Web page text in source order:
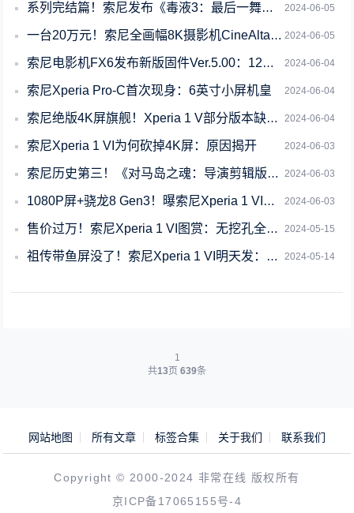
2024-06-05
系列完结篇！索尼发布《毒液3：最后一舞》首个预告片/海报
2024-06-05
一台20万元！索尼全画幅8K摄影机CineAltaB将两波大升级
2024-06-04
索尼电影机FX6发布新版固件Ver.5.00：12大升级
2024-06-04
索尼Xperia Pro-C首次现身：6英寸小屏机皇
2024-06-04
索尼绝版4K屏旗舰！Xperia 1 V部分版本缺货：电商用户评价1000多条
2024-06-03
索尼Xperia 1 VI为何砍掉4K屏：原因揭开
2024-06-03
索尼历史第三！《对马岛之魂：导演剪辑版》PC峰值人数上涨创新纪录
2024-06-03
1080P屏+骁龙8 Gen3！曝索尼Xperia 1 VI没有国行版： 港版售
2024-05-15
售价过万！索尼Xperia 1 VI图赏：无挖孔全面屏 行业罕见
2024-05-14
祖传带鱼屏没了！索尼Xperia 1 VI明天发：工业设计尘埃落定
1
共13 页 639条
网站地图 所有文章 标签合集 关于我们 联系我们
Copyright © 2000-2024 非常在线 版权所有
京ICP备17065155号-4